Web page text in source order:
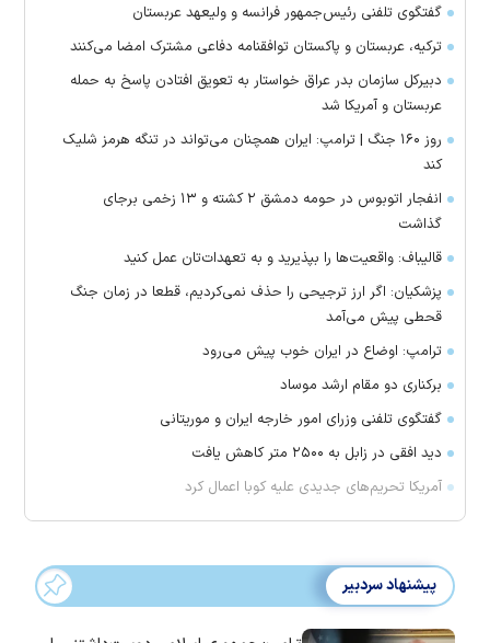
گفتگوی تلفنی رئیس‌جمهور فرانسه و ولیعهد عربستان
ترکیه، عربستان و پاکستان توافقنامه دفاعی مشترک امضا می‌کنند
دبیرکل سازمان بدر عراق خواستار به تعویق افتادن پاسخ به حمله
عربستان و آمریکا شد
روز ۱۶۰ جنگ | ترامپ: ایران همچنان می‌تواند در تنگه هرمز شلیک
کند
انفجار اتوبوس در حومه دمشق ۲ کشته و ۱۳ زخمی برجای
گذاشت
قالیباف: واقعیت‌ها را بپذیرید و به تعهدات‌تان عمل کنید
پزشکیان: اگر ارز ترجیحی را حذف نمی‌کردیم، قطعا در زمان جنگ
قحطی پیش می‌آمد
ترامپ: اوضاع در ایران خوب پیش می‌رود
برکناری دو مقام ارشد موساد
گفتگوی تلفنی وزرای امور خارجه ایران و موریتانی
دید افقی در زابل به ۲۵۰۰ متر کاهش یافت
آمریکا تحریم‌های جدیدی علیه کوبا اعمال کرد
پیشنهاد سردبیر